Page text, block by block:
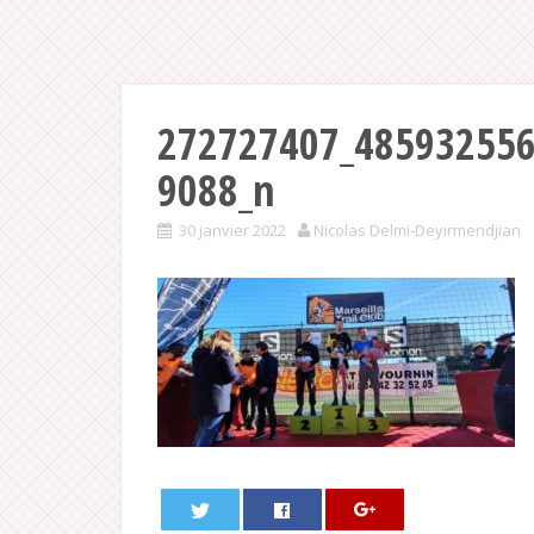
9088_n
30 janvier 2022 Nicolas Delmi-Deyirmendjian